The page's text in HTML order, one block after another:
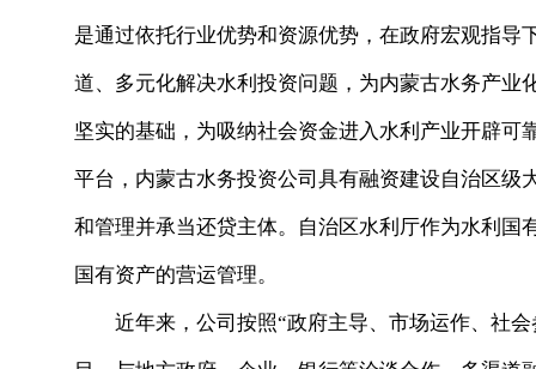
是通过依托行业优势和资源优势，在政府宏观指
道、多元化解决水利投资问题，为内蒙古水务产
坚实的基础，为吸纳社会资金进入水利产业开辟
平台，内蒙古水务投资公司具有融资建设自治区
和管理并承当还贷主体。自治区水利厅作为水利
国有资产的营运管理。
近年来，公司按照“政府主导、市场运作、社会